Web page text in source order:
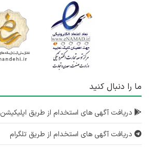
ما را دنبال کنید
دریافت آگهی های استخدام از طریق اپلیکیشن
دریافت آگهی های استخدام از طریق تلگرام